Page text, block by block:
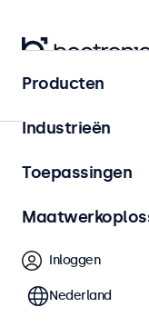
Outdoor
Producten
Industrieën
Toepassingen
Inloggen
Nederland